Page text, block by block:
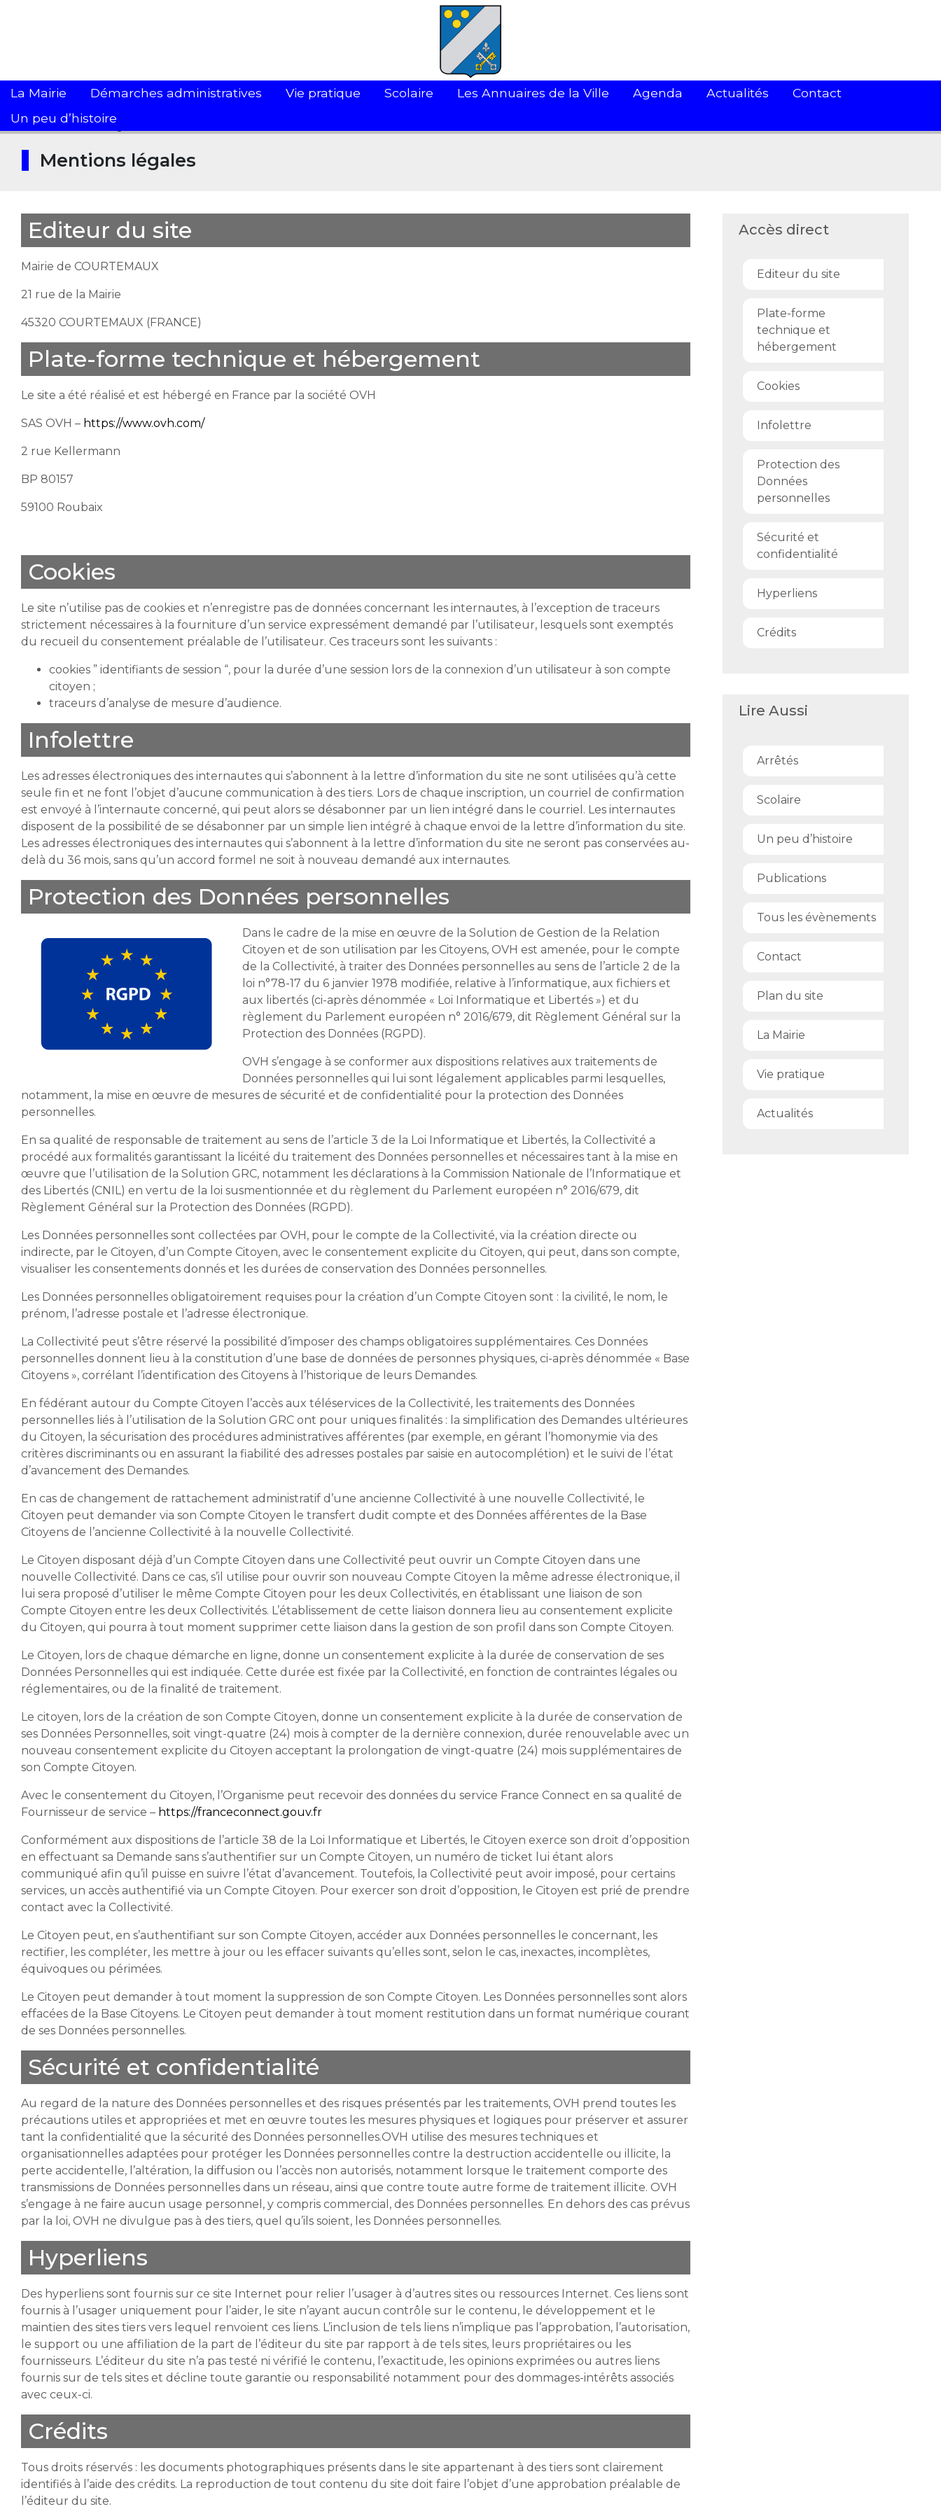
La Mairie Démarches administratives Vie pratique Scolaire Les Annuaires de la Ville Agenda Actualités
Contact
Un peu d’histoire
Accueil
Mentions légales
Editeur du site
Mairie de COURTEMAUX
21 rue de la Mairie
45320 COURTEMAUX (FRANCE)
Plate-forme technique et hébergement
Le site a été réalisé et est hébergé en France par la société OVH
SAS OVH – https://www.ovh.com/
2 rue Kellermann
BP 80157
59100 Roubaix
Cookies
Le site n’utilise pas de cookies et n’enregistre pas de données concernant les internautes, à l’exception de traceurs
strictement nécessaires à la fourniture d’un service expressément demandé par l’utilisateur, lesquels sont exemptés
du recueil du consentement préalable de l’utilisateur. Ces traceurs sont les suivants :
cookies ” identifiants de session “, pour la durée d’une session lors de la connexion d’un utilisateur à son compte
citoyen ;
traceurs d’analyse de mesure d’audience.
Infolettre
Les adresses électroniques des internautes qui s’abonnent à la lettre d’information du site ne sont utilisées qu’à cette
seule fin et ne font l’objet d’aucune communication à des tiers. Lors de chaque inscription, un courriel de confirmation
est envoyé à l’internaute concerné, qui peut alors se désabonner par un lien intégré dans le courriel. Les internautes
disposent de la possibilité de se désabonner par un simple lien intégré à chaque envoi de la lettre d’information du site.
Les adresses électroniques des internautes qui s’abonnent à la lettre d’information du site ne seront pas conservées au-
delà du 36 mois, sans qu’un accord formel ne soit à nouveau demandé aux internautes.
Protection des Données personnelles
Dans le cadre de la mise en œuvre de la Solution de Gestion de la Relation
Citoyen et de son utilisation par les Citoyens, OVH est amenée, pour le compte
de la Collectivité, à traiter des Données personnelles au sens de l’article 2 de la
loi n°78-17 du 6 janvier 1978 modifiée, relative à l’informatique, aux fichiers et
aux libertés (ci-après dénommée « Loi Informatique et Libertés ») et du
règlement du Parlement européen n° 2016/679, dit Règlement Général sur la
Protection des Données (RGPD).
OVH s’engage à se conformer aux dispositions relatives aux traitements de
Données personnelles qui lui sont légalement applicables parmi lesquelles,
notamment, la mise en œuvre de mesures de sécurité et de confidentialité pour la protection des Données
personnelles.
En sa qualité de responsable de traitement au sens de l’article 3 de la Loi Informatique et Libertés, la Collectivité a
procédé aux formalités garantissant la licéité du traitement des Données personnelles et nécessaires tant à la mise en
œuvre que l’utilisation de la Solution GRC, notamment les déclarations à la Commission Nationale de l’Informatique et
des Libertés (CNIL) en vertu de la loi susmentionnée et du règlement du Parlement européen n° 2016/679, dit
Règlement Général sur la Protection des Données (RGPD).
Les Données personnelles sont collectées par OVH, pour le compte de la Collectivité, via la création directe ou
indirecte, par le Citoyen, d’un Compte Citoyen, avec le consentement explicite du Citoyen, qui peut, dans son compte,
visualiser les consentements donnés et les durées de conservation des Données personnelles.
Les Données personnelles obligatoirement requises pour la création d’un Compte Citoyen sont : la civilité, le nom, le
prénom, l’adresse postale et l’adresse électronique.
La Collectivité peut s’être réservé la possibilité d’imposer des champs obligatoires supplémentaires. Ces Données
personnelles donnent lieu à la constitution d’une base de données de personnes physiques, ci-après dénommée « Base
Citoyens », corrélant l’identification des Citoyens à l’historique de leurs Demandes.
En fédérant autour du Compte Citoyen l’accès aux téléservices de la Collectivité, les traitements des Données
personnelles liés à l’utilisation de la Solution GRC ont pour uniques finalités : la simplification des Demandes ultérieures
du Citoyen, la sécurisation des procédures administratives afférentes (par exemple, en gérant l’homonymie via des
critères discriminants ou en assurant la fiabilité des adresses postales par saisie en autocomplétion) et le suivi de l’état
d’avancement des Demandes.
En cas de changement de rattachement administratif d’une ancienne Collectivité à une nouvelle Collectivité, le
Citoyen peut demander via son Compte Citoyen le transfert dudit compte et des Données afférentes de la Base
Citoyens de l’ancienne Collectivité à la nouvelle Collectivité.
Le Citoyen disposant déjà d’un Compte Citoyen dans une Collectivité peut ouvrir un Compte Citoyen dans une
nouvelle Collectivité. Dans ce cas, s’il utilise pour ouvrir son nouveau Compte Citoyen la même adresse électronique, il
lui sera proposé d’utiliser le même Compte Citoyen pour les deux Collectivités, en établissant une liaison de son
Compte Citoyen entre les deux Collectivités. L’établissement de cette liaison donnera lieu au consentement explicite
du Citoyen, qui pourra à tout moment supprimer cette liaison dans la gestion de son profil dans son Compte Citoyen.
Le Citoyen, lors de chaque démarche en ligne, donne un consentement explicite à la durée de conservation de ses
Données Personnelles qui est indiquée. Cette durée est fixée par la Collectivité, en fonction de contraintes légales ou
réglementaires, ou de la finalité de traitement.
Le citoyen, lors de la création de son Compte Citoyen, donne un consentement explicite à la durée de conservation de
ses Données Personnelles, soit vingt-quatre (24) mois à compter de la dernière connexion, durée renouvelable avec un
nouveau consentement explicite du Citoyen acceptant la prolongation de vingt-quatre (24) mois supplémentaires de
son Compte Citoyen.
Avec le consentement du Citoyen, l’Organisme peut recevoir des données du service France Connect en sa qualité de
Fournisseur de service – https://franceconnect.gouv.fr
Conformément aux dispositions de l’article 38 de la Loi Informatique et Libertés, le Citoyen exerce son droit d’opposition
en effectuant sa Demande sans s’authentifier sur un Compte Citoyen, un numéro de ticket lui étant alors
communiqué afin qu’il puisse en suivre l’état d’avancement. Toutefois, la Collectivité peut avoir imposé, pour certains
services, un accès authentifié via un Compte Citoyen. Pour exercer son droit d’opposition, le Citoyen est prié de prendre
contact avec la Collectivité.
Le Citoyen peut, en s’authentifiant sur son Compte Citoyen, accéder aux Données personnelles le concernant, les
rectifier, les compléter, les mettre à jour ou les effacer suivants qu’elles sont, selon le cas, inexactes, incomplètes,
équivoques ou périmées.
Le Citoyen peut demander à tout moment la suppression de son Compte Citoyen. Les Données personnelles sont alors
effacées de la Base Citoyens. Le Citoyen peut demander à tout moment restitution dans un format numérique courant
de ses Données personnelles.
Sécurité et confidentialité
Au regard de la nature des Données personnelles et des risques présentés par les traitements, OVH prend toutes les
précautions utiles et appropriées et met en œuvre toutes les mesures physiques et logiques pour préserver et assurer
tant la confidentialité que la sécurité des Données personnelles.OVH utilise des mesures techniques et
organisationnelles adaptées pour protéger les Données personnelles contre la destruction accidentelle ou illicite, la
perte accidentelle, l’altération, la diffusion ou l’accès non autorisés, notamment lorsque le traitement comporte des
transmissions de Données personnelles dans un réseau, ainsi que contre toute autre forme de traitement illicite. OVH
s’engage à ne faire aucun usage personnel, y compris commercial, des Données personnelles. En dehors des cas prévus
par la loi, OVH ne divulgue pas à des tiers, quel qu’ils soient, les Données personnelles.
Hyperliens
Des hyperliens sont fournis sur ce site Internet pour relier l’usager à d’autres sites ou ressources Internet. Ces liens sont
fournis à l’usager uniquement pour l’aider, le site n’ayant aucun contrôle sur le contenu, le développement et le
maintien des sites tiers vers lequel renvoient ces liens. L’inclusion de tels liens n’implique pas l’approbation, l’autorisation,
le support ou une affiliation de la part de l’éditeur du site par rapport à de tels sites, leurs propriétaires ou les
fournisseurs. L’éditeur du site n’a pas testé ni vérifié le contenu, l’exactitude, les opinions exprimées ou autres liens
fournis sur de tels sites et décline toute garantie ou responsabilité notamment pour des dommages-intérêts associés
avec ceux-ci.
Crédits
Tous droits réservés : les documents photographiques présents dans le site appartenant à des tiers sont clairement
identifiés à l’aide des crédits. La reproduction de tout contenu du site doit faire l’objet d’une approbation préalable de
l’éditeur du site.
Accès direct
Editeur du site
Plate-forme
technique et
hébergement
Cookies
Infolettre
Protection des
Données
personnelles
Sécurité et
confidentialité
Hyperliens
Crédits
Lire Aussi
Arrêtés
Scolaire
Un peu d’histoire
Publications
Tous les évènements
Contact
Plan du site
La Mairie
Vie pratique
Actualités